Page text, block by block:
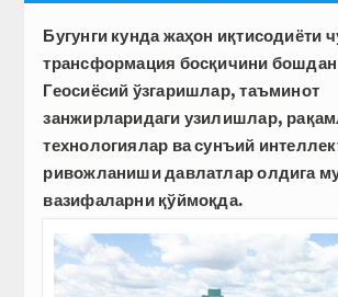
Бугунги кунда жаҳон иқтисодиёти
трансформация босқичини
Геосиёсий ўзгариш­лар, таъминот
занжирларидаги узилишлар,
технологиялар ва сунъий
ривож­ланиши давлатлар олдига
вазифаларни қўймоқда.